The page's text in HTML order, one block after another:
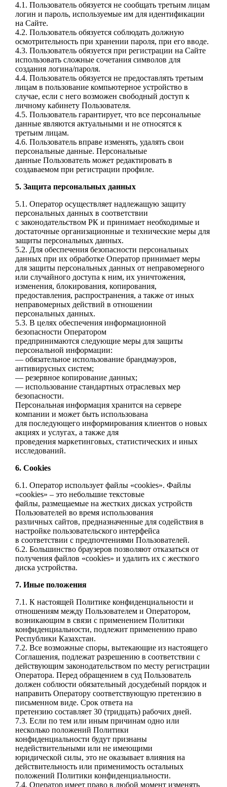
4.1. Пользователь обязуется не сообщать третьим лицам
логин и пароль, используемые им дляидентификации
на Сайте.
4.2. Пользователь обязуется соблюдать должную
осмотрительность при хранении пароля, приего вводе.
4.3. Пользователь обязуется при регистрации на Сайте
использовать сложные сочетаниясимволов для
создания логина/пароля.
4.4. Пользователь обязуется не предоставлять третьим
лицам в пользование компьютерноеустройство в
случае, если с него возможен свободный доступ к
личному кабинетуПользователя.
4.5. Пользователь гарантирует, что все персональные
данные являются актуальными и неотносятся к
третьим лицам.
4.6. Пользователь вправе изменять, удалять свои
персональные данные. Персональные
данныеПользователь может редактировать в
создаваемом при регистрации профиле.
5. Защита персональных данных
5.1. Оператор осуществляет надлежащую защиту
персональных данных в соответствии
сзаконодательством РК и принимает необходимые и
достаточные организационные итехнические меры для
защиты персональных данных.
5.2. Для обеспечения безопасности персональных
данных при их обработке Операторпринимает меры
для защиты персональных данных от неправомерного
или случайного доступак ним, их уничтожения,
изменения, блокирования, копирования,
предоставления,распространения, а также от иных
неправомерных действий в отношении
персональных данных.
5.3. В целях обеспечения информационной
безопасности Оператором
предпринимаютсяследующие меры для защиты
персональной информации:
— обязательное использование брандмауэров,
антивирусных систем;
— резервное копирование данных;
— использование стандартных отраслевых мер
безопасности.
Персональная информация хранится на сервере
компании и может быть использована
дляпоследующего информирования клиентов о новых
акциях и услугах, а также для
проведениямаркетинговых, статистических и иных
исследований.
6. Cookies
6.1. Оператор использует файлы «cookies». Файлы
«cookies» – это небольшие текстовые
файлы,размещаемые на жестких дисках устройств
Пользователей во время использования
различныхсайтов, предназначенные для содействия в
настройке пользовательского интерфейса
всоответствии с предпочтениями Пользователей.
6.2. Большинство браузеров позволяют отказаться от
получения файлов «cookies» и удалить ихс жесткого
диска устройства.
7. Иные положения
7.1. К настоящей Политике конфиденциальности и
отношениям между Пользователем иОператором,
возникающим в связи с применением Политики
конфиденциальности, подлежитприменению право
Республики Казахстан.
7.2. Все возможные споры, вытекающие из настоящего
Соглашения, подлежат разрешению всоответствии с
действующим законодательством по месту регистрации
Оператора.Перед обращением в суд Пользователь
должен соблюсти обязательный досудебный порядоки
направить Оператору соответствующую претензию в
письменном виде. Срок ответа на
претензию составляет 30 (тридцать) рабочих дней.
7.3. Если по тем или иным причинам одно или
несколько положений Политики
конфиденциальности будут признаны
недействительными или не имеющими
юридическойсилы, это не оказывает влияния на
действительность или применимость остальных
положенийПолитики конфиденциальности.
7.4. Оператор имеет право в любой момент изменять